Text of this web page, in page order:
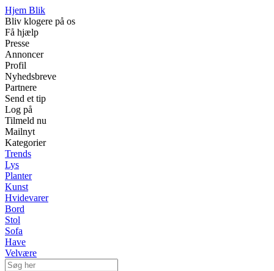
Hjem Blik
Bliv klogere på os
Få hjælp
Presse
Annoncer
Profil
Nyhedsbreve
Partnere
Send et tip
Log på
Tilmeld nu
Mailnyt
Kategorier
Trends
Lys
Planter
Kunst
Hvidevarer
Bord
Stol
Sofa
Have
Velvære